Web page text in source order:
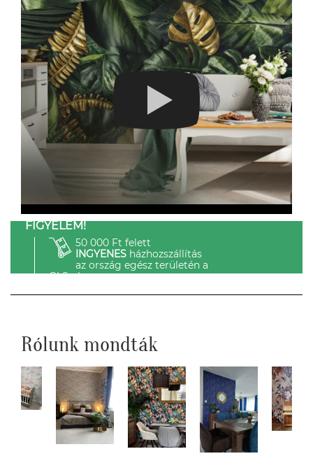
FIGYELEM!
50 000 Ft felett
INGYENESházhozszállítás
az ország egész területén a
GLS-el.
Rólunk mondták